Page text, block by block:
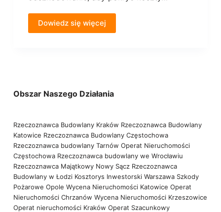
Dowiedz się więcej
Obszar Naszego Działania
Rzeczoznawca Budowlany Kraków Rzeczoznawca Budowlany
Katowice Rzeczoznawca Budowlany Częstochowa
Rzeczoznawca budowlany Tarnów Operat Nieruchomości
Częstochowa Rzeczoznawca budowlany we Wrocławiu
Rzeczoznawca Majątkowy Nowy Sącz Rzeczoznawca
Budowlany w Łodzi Kosztorys Inwestorski Warszawa Szkody
Pożarowe Opole Wycena Nieruchomości Katowice Operat
Nieruchomości Chrzanów Wycena Nieruchomości Krzeszowice
Operat nieruchomości Kraków Operat Szacunkowy